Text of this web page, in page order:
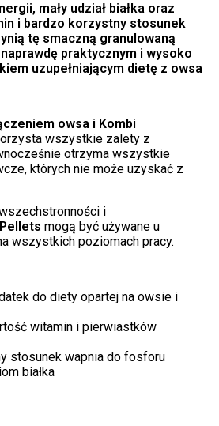
mały udział białka oraz
i bardzo korzystny stosunek
tę smaczną granulowaną
praktycznym i wysoko
uzupełniającym dietę z owsa
owsa i Kombi
wszystkie zalety z
otrzyma wszystkie
których nie może uzyskać z
i
mogą być używane u
wszystkich poziomach pracy.
do diety opartej na owsie i
witamin i pierwiastków
stosunek wapnia do fosforu
białka